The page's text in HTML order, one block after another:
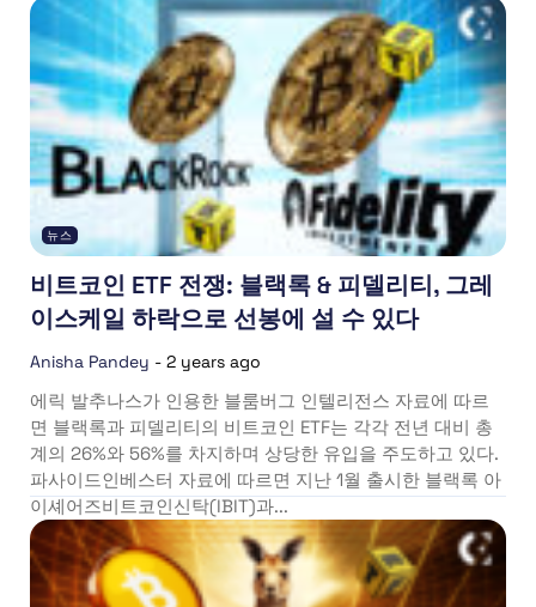
뉴스
비트코인 ETF 전쟁: 블랙록 & 피델리티, 그레
이스케일 하락으로 선봉에 설 수 있다
Anisha Pandey - 2 years ago
에릭 발추나스가 인용한 블룸버그 인텔리전스 자료에 따르
면 블랙록과 피델리티의 비트코인 ETF는 각각 전년 대비 총
계의 26%와 56%를 차지하며 상당한 유입을 주도하고 있다.
파사이드인베스터 자료에 따르면 지난 1월 출시한 블랙록 아
이셰어즈비트코인신탁(IBIT)과...